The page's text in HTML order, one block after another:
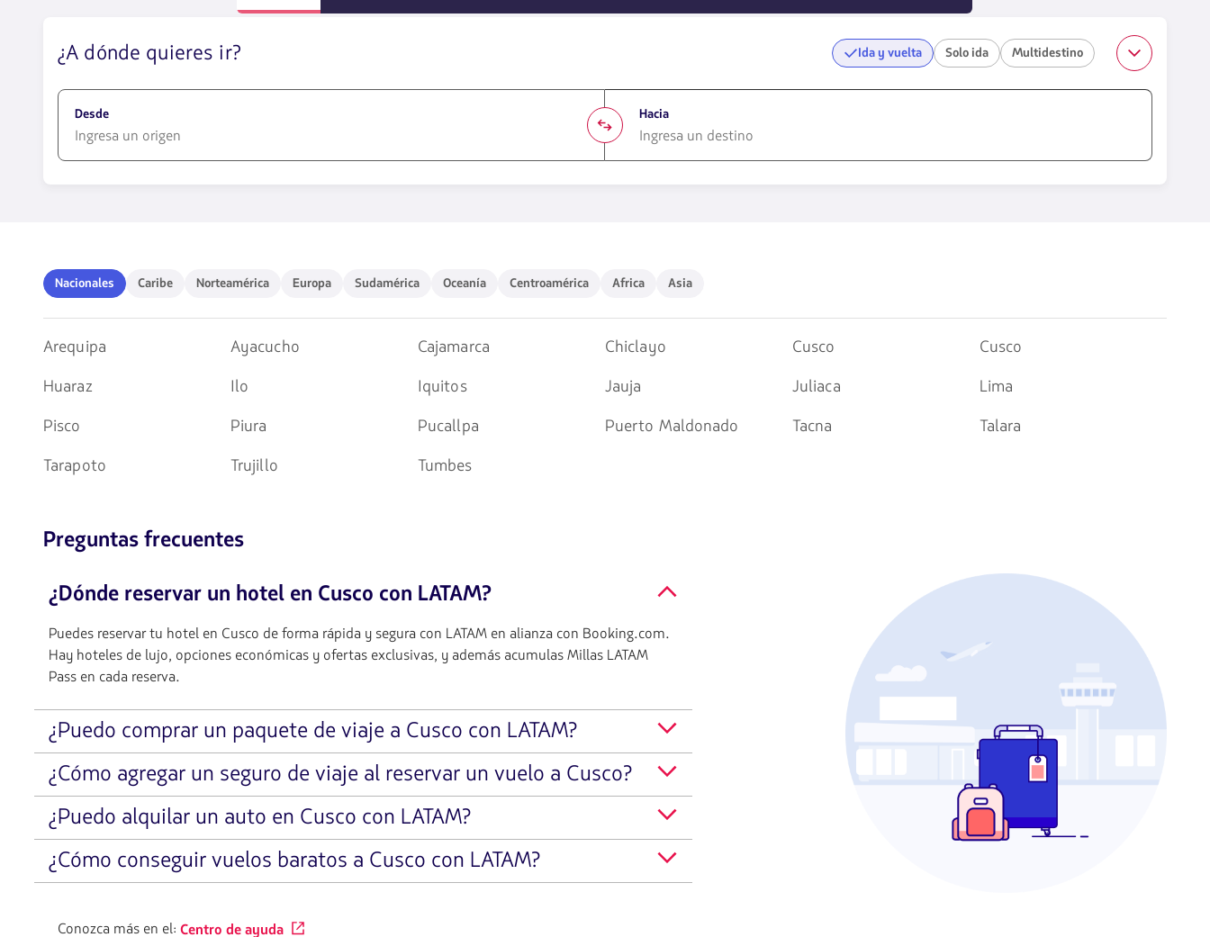
¿A dónde quieres ir? Ida y vuelta Solo ida Multidestino
Desde
teclas
de
flechas
para
navegar
Hacia
de
para
navegar
Nacionales
Nacionales Caribe
Caribe Norteamérica
Norteamérica Europa
Europa Sudamérica
Sudamérica Oceanía
Oceanía Centroamérica
Centroamérica Africa
Africa Asia
Asia
Arequipa Ayacucho Cajamarca Chiclayo Cusco
Cusco
Huaraz
Ilo Iquitos Jauja Juliaca
Lima
Pisco
Piura Pucallpa Puerto Maldonado Tacna
Talara
Tarapoto
Trujillo Tumbes
Preguntas frecuentes
¿Dónde reservar un hotel en Cusco con LATAM?
Puedes reservar tu hotel en Cusco de forma rápida y segura con LATAM en alianza con Booking.com.
Hay hoteles de lujo, opciones económicas y ofertas exclusivas, y además acumulas Millas LATAM
Pass en cada reserva.
¿Puedo comprar un paquete de viaje a Cusco con LATAM?
¿Cómo agregar un seguro de viaje al reservar un vuelo a Cusco?
¿Puedo alquilar un auto en Cusco con LATAM?
¿Cómo conseguir vuelos baratos a Cusco con LATAM?
Conozca más en el: Centro de ayuda